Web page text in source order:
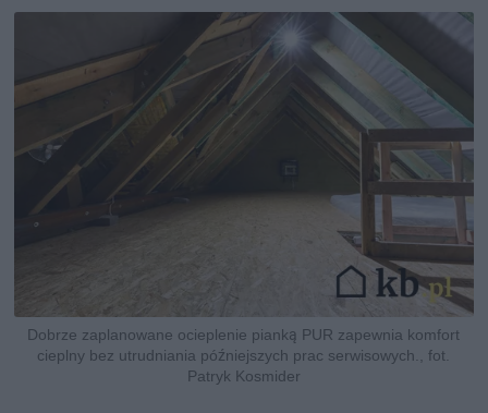
Dobrze zaplanowane ocieplenie pianką PUR zapewnia komfort
cieplny bez utrudniania późniejszych prac serwisowych., fot.
Patryk Kosmider